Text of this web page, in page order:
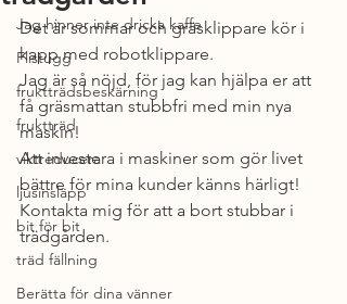
Jag hinner inte dricka kaffe
Flistugg
fruktträdsbeskärning
fruktträd
viktreducera
ljusinsläpp
bit för bit
träd fällning
Berätta för dina vänner
Det är sommar och gräsklippare kör i
kapp med robotklippare.
Jag är så nöjd, för jag kan hjälpa er att
få gräsmattan stubbfri med min nya
maskin!
Att investera i maskiner som gör livet
bättre för mina kunder känns härligt!
Kontakta mig för att a bort stubbar i
trädgården.